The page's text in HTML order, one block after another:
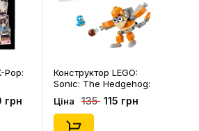
Pop:
грн
Конструктор LEGO:
Sonic: The Hedgehog:
Kiki's Coconut Attack:
Kiki and Flicky, (30676)
Ціна 135 115 грн